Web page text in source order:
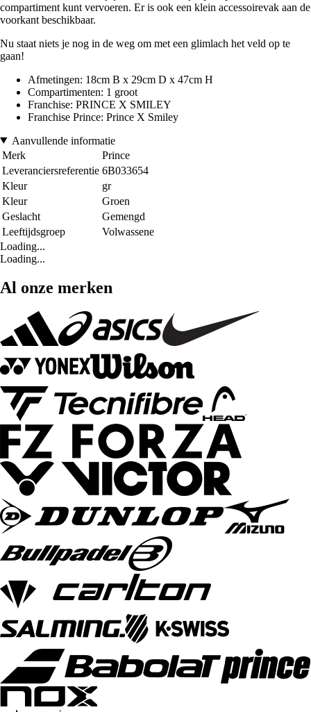
compartiment kunt vervoeren. Er is ook een klein accessoirevak aan de
voorkant beschikbaar.
Nu staat niets je nog in de weg om met een glimlach het veld op te
gaan!
Afmetingen: 18cm B x 29cm D x 47cm H
Compartimenten: 1 groot
Franchise: PRINCE X SMILEY
Franchise Prince: Prince X Smiley
Aanvullende informatie
Merk
Prince
Leveranciersreferentie 6B033654
Kleur
gr
Kleur
Groen
Geslacht
Gemengd
Leeftijdsgroep
Volwassene
Loading...
Loading...
Al onze merken